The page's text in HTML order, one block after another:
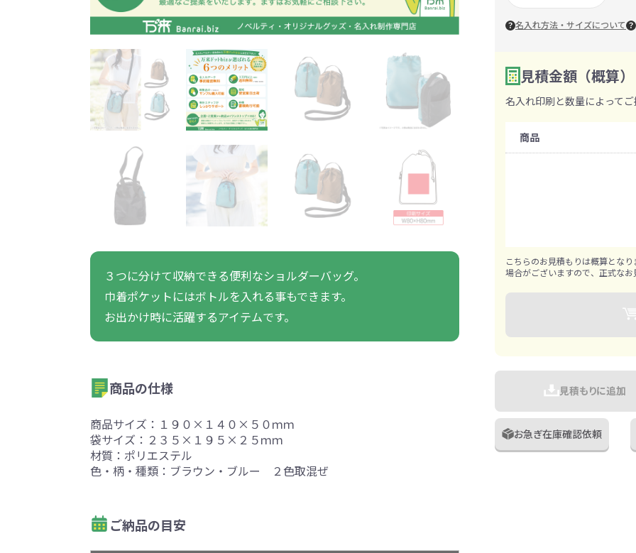
ボウル・プレート
スポンジ・ペーパー・ク
ロス
ラップ・ビニール
ライト・ランタン
マスクケース 健康グッズ 加湿器
抗菌グッズ 石鹸・洗剤 啓発グッズ
タオル・ハンカチ全般
般
ファン
雨具全般
ッズ全般
その他
ひんやりグッズ全般
あったかグッズ
あったかグッズ全般
お菓子・食品・飲料
お菓子・食品・飲料全般
地球にやさしいエコグッズ エココレ（おしゃれなエコグッズ）
展示会向けバッグ特集
体育祭・文化祭・運動会におす
すめのノベルティ オリジナルグ
ッズ
きっと見つかる 探してたポーチ!!
スマホに役立つノベルティグッ
ズ
防犯・防災対策ノベルティ
３つに分けて収納できる便利なショルダーバッグ。
巾着ポケットにはボトルを入れる事もできます。
お出かけ時に活躍するアイテムです。
商品の仕様
商品サイズ：１９０×１４０×５０ｍｍ
袋サイズ：２３５×１９５×２５ｍｍ
材質：ポリエステル
色・柄・種類：ブラウン・ブルー ２色取混ぜ
ご納品の目安
名入れ方法・サイズについて
2 数量を入力
購入条件
既製品：96個から
見積金額（概算）
名入れ印刷と数量によってご
商品
こちらのお見積もりは概算とな
場合がございますので、正式なお
見積もりに追加
お急ぎ在庫確認依頼